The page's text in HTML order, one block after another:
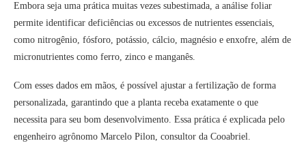
Embora seja uma prática muitas vezes subestimada, a análise foliar
permite identificar deficiências ou excessos de nutrientes essenciais,
como nitrogênio, fósforo, potássio, cálcio, magnésio e enxofre, além de
micronutrientes como ferro, zinco e manganês.
Com esses dados em mãos, é possível ajustar a fertilização de forma
personalizada, garantindo que a planta receba exatamente o que
necessita para seu bom desenvolvimento. Essa prática é explicada pelo
engenheiro agrônomo Marcelo Pilon, consultor da Cooabriel.